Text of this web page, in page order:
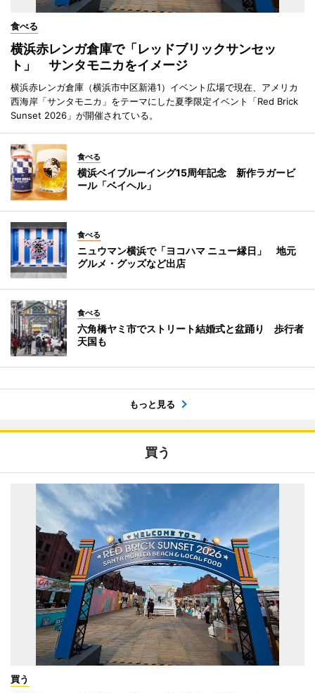
食べる
横浜赤レンガ倉庫で「レッドブリックサンセッ
ト」 サンタモニカをイメージ
横浜赤レンガ倉庫（横浜市中区新港1）イベント広場で現在、アメリカ
西海岸「サンタモニカ」をテーマにした夏季限定イベント「Red Brick
Sunset 2026」が開催されている。
食べる
横浜ベイブルーイング15周年記念 新作ラガービ
ール「ベイヘル」
食べる
ニュウマン横浜で「ヨコハマ ニュー縁日」 地元
グルメ・グッズなど出店
食べる
六角橋ヤミ市でストリート結婚式と盆踊り 歩行者
天国も
もっと見る
買う
買う